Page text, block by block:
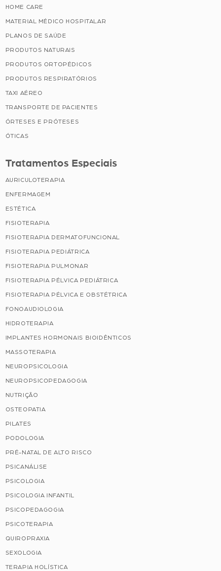
HOME CARE
MATERIAL MÉDICO HOSPITALAR
PLANOS DE SAÚDE
PRODUTOS NATURAIS
PRODUTOS ORTOPÉDICOS
PRODUTOS RESPIRATÓRIOS
TAXI AÉREO
TRANSPORTE DE PACIENTES
ÓRTESES E PRÓTESES
ÓTICAS
Tratamentos Especiais
AURICULOTERAPIA
ENFERMAGEM
ESTÉTICA
FISIOTERAPIA
FISIOTERAPIA DERMATOFUNCIONAL
FISIOTERAPIA PEDIÁTRICA
FISIOTERAPIA PULMONAR
FISIOTERAPIA PÉLVICA PEDIÁTRICA
FISIOTERAPIA PÉLVICA E OBSTÉTRICA
FONOAUDIOLOGIA
HIDROTERAPIA
IMPLANTES HORMONAIS BIOIDÊNTICOS
MASSOTERAPIA
NEUROPSICOLOGIA
NEUROPSICOPEDAGOGIA
NUTRIÇÃO
OSTEOPATIA
PILATES
PODOLOGIA
PRÉ-NATAL DE ALTO RISCO
PSICANÁLISE
PSICOLOGIA
PSICOLOGIA INFANTIL
PSICOPEDAGOGIA
PSICOTERAPIA
QUIROPRAXIA
SEXOLOGIA
TERAPIA HOLÍSTICA